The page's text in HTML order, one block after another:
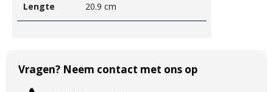
Lengte 20.9 cm
Vragen? Neem contact met ons op